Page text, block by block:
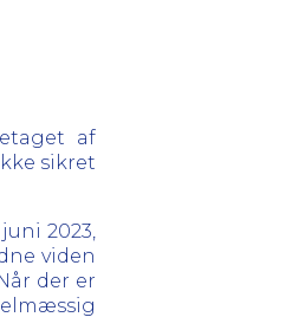
af
sikret
2023,
viden
der er